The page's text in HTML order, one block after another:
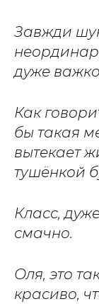
Завжди
дуже
Как
бы такая
вытекает
тушёнкой
Класс,
смачно.
Оля, это
красиво,